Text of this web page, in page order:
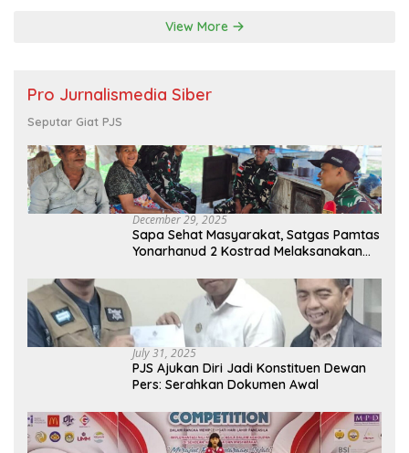
View More
Pro Jurnalismedia Siber
Seputar Giat PJS
December 29, 2025
Sapa Sehat Masyarakat, Satgas Pamtas
Yonarhanud 2 Kostrad Melaksanakan
July 31, 2025
PJS Ajukan Diri Jadi Konstituen Dewan
Pers: Serahkan Dokumen Awal